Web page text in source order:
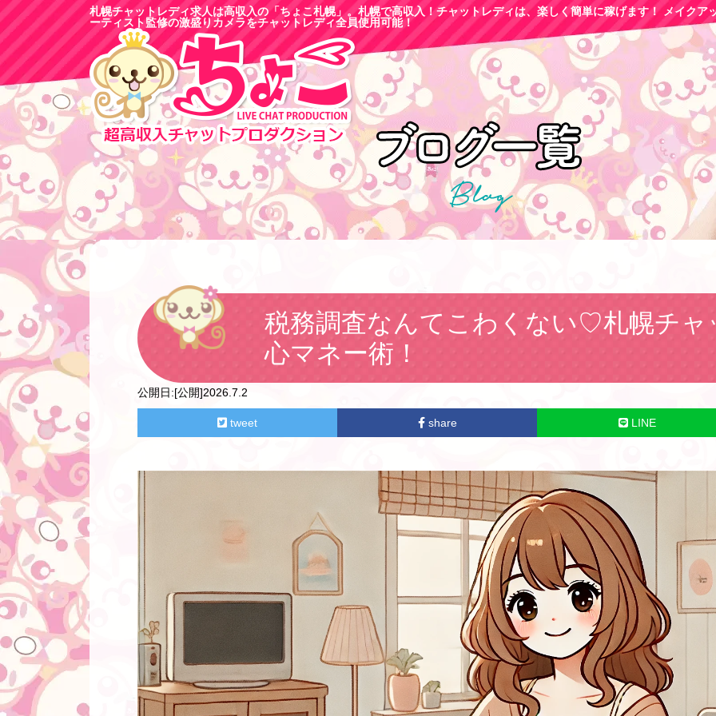
札幌チャットレディ求人は高収入の「ちょこ札幌」。札幌で高収入！チャットレディは、楽しく簡単に稼げます！ メイクア
ーティスト監修の激盛りカメラをチャットレディ全員使用可能！
税務調査なんてこわくない♡札幌チャ
心マネー術！
公開日:[公開]2026.7.2
tweet share LINE